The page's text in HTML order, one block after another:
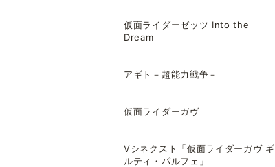
仮面ライダーゼッツ Into the
Dream
アギト－超能力戦争－
仮面ライダーガヴ
Vシネクスト「仮面ライダーガヴ ギ
ルティ・パルフェ」